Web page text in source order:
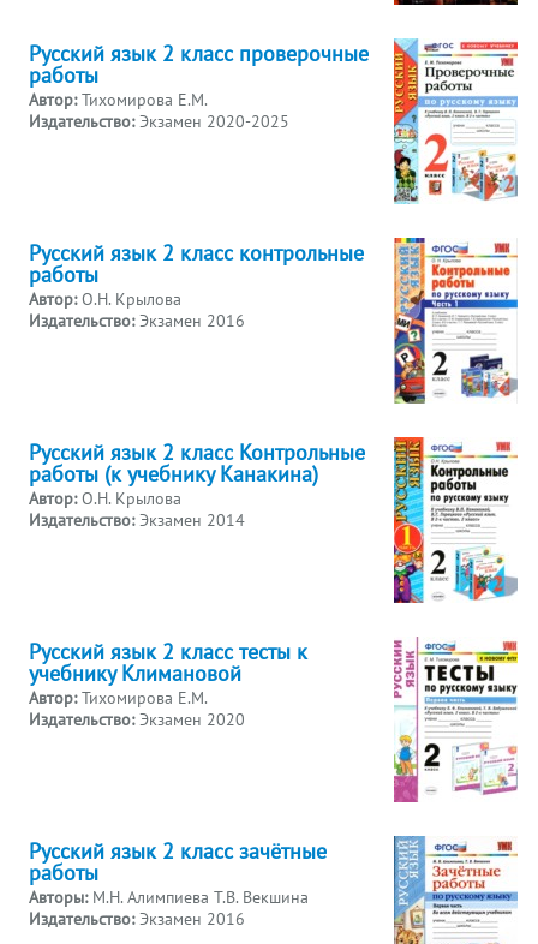
Русский язык 2 класс проверочные
работы
Автор:Тихомирова Е.М.
Издательство:Экзамен 2020-2025
Русский язык 2 класс контрольные
работы
Автор:О.Н. Крылова
Издательство:Экзамен 2016
Русский язык 2 класс Контрольные
работы (к учебнику Канакина)
Автор:О.Н. Крылова
Издательство:Экзамен 2014
Русский язык 2 класс тесты к
учебнику Климановой
Автор:Тихомирова Е.М.
Издательство:Экзамен 2020
Русский язык 2 класс зачётные
работы
Авторы: М.Н. Алимпиева Т.В. Векшина
Издательство:Экзамен 2016